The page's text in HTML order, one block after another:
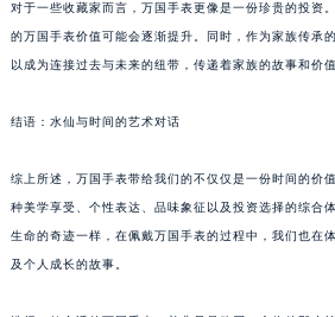
对于一些收藏家而言，万国手表更像是一份珍贵的投资
的万国手表价值可能会逐渐提升。同时，作为家族传承
以成为连接过去与未来的纽带，传递着家族的故事和价值
结语：水仙与时间的艺术对话
综上所述，万国手表带给我们的不仅仅是一份时间的价
种美学享受、个性表达、品味象征以及投资选择的综合
生命的奇迹一样，在佩戴万国手表的过程中，我们也在
及个人成长的故事。